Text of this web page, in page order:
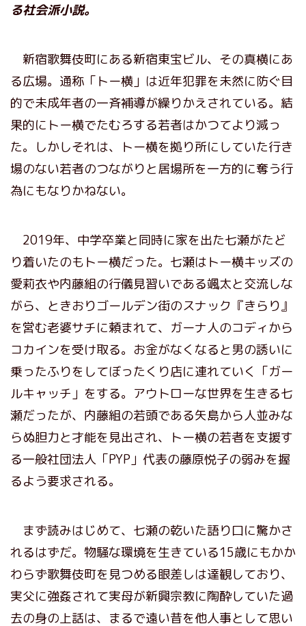
る社会派小説。
新宿歌舞伎町にある新宿東宝ビル、その真横にあ
る広場。通称「トー横」は近年犯罪を未然に防ぐ目
的で未成年者の一斉補導が繰りかえされている。結
果的にトー横でたむろする若者はかつてより減っ
た。しかしそれは、トー横を拠り所にしていた行き
場のない若者のつながりと居場所を一方的に奪う行
為にもなりかねない。
2019年、中学卒業と同時に家を出た七瀬がたど
り着いたのもトー横だった。七瀬はトー横キッズの
愛莉衣や内藤組の行儀見習いである颯太と交流しな
がら、ときおりゴールデン街のスナック『きらり』
を営む老婆サチに頼まれて、ガーナ人のコディから
コカインを受け取る。お金がなくなると男の誘いに
乗ったふりをしてぼったくり店に連れていく「ガー
ルキャッチ」をする。アウトローな世界を生きる七
瀬だったが、内藤組の若頭である矢島から人並みな
らぬ胆力と才能を見出され、トー横の若者を支援す
る一般社団法人「PYP」代表の藤原悦子の弱みを握
るよう要求される。
まず読みはじめて、七瀬の乾いた語り口に驚かさ
れるはずだ。物騒な環境を生きている15歳にもかか
わらず歌舞伎町を見つめる眼差しは達観しており、
実父に強姦されて実母が新興宗教に陶酔していた過
去の身の上話は、まるで遠い昔を他人事として思い